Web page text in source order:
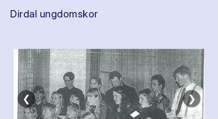
Dirdal ungdomskor
❮ ❯